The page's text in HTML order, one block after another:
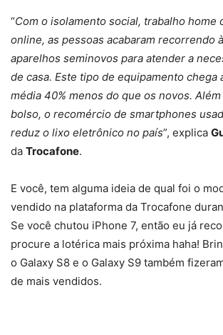
“Com o isolamento social, trabalho home
online, as pessoas acabaram recorrendo
aparelhos seminovos para atender a
de casa. Este tipo de equipamento chega
média 40% menos do que os novos.
bolso, o recomércio de smartphones
reduz o lixo eletrônico no país”, explica
da Trocafone.
E você, tem alguma ideia de qual foi o
vendido na plataforma da Trocafone
Se você chutou iPhone 7, então eu já
procure a lotérica mais próxima haha!
o Galaxy S8 e o Galaxy S9 também
de mais vendidos.